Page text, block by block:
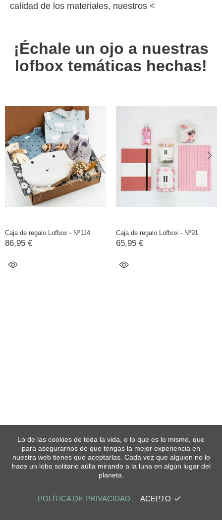
calidad de los materiales, nuestros <
¡Échale un ojo a nuestras
lofbox temáticas hechas!
Caja de regalo Lofbox - Nº114
86,95 €
Caja de regalo Lofbox - Nº91
65,95 €
Lo de las cookies de toda la vida, o lo que es lo mismo, que
para asegurarnos de que tengas la mejor experiencia en
nuestra web tienes que aceptarlas. Cada vez que alguien no lo
hace un lobo solitario aúlla mirando a la luna en algún lugar del
planeta.
POLÍTICA DE PRIVACIDAD ACEPTO